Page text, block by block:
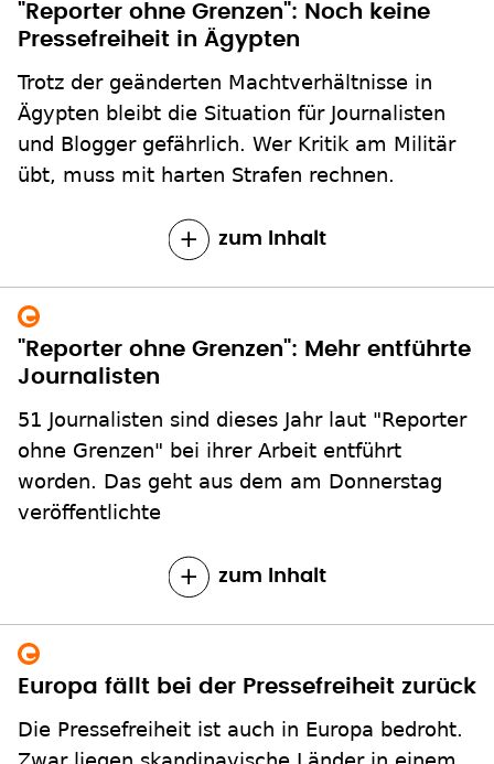
"Reporter ohne Grenzen": Noch keine
Pressefreiheit in Ägypten
Trotz der geänderten Machtverhältnisse in
Ägypten bleibt die Situation für Journalisten
und Blogger gefährlich. Wer Kritik am Militär
übt, muss mit harten Strafen rechnen.
zum Inhalt
"Reporter ohne Grenzen": Mehr entführte
Journalisten
51 Journalisten sind dieses Jahr laut "Reporter
ohne Grenzen" bei ihrer Arbeit entführt
worden. Das geht aus dem am Donnerstag
veröffentlichte
zum Inhalt
Europa fällt bei der Pressefreiheit zurück
Die Pressefreiheit ist auch in Europa bedroht.